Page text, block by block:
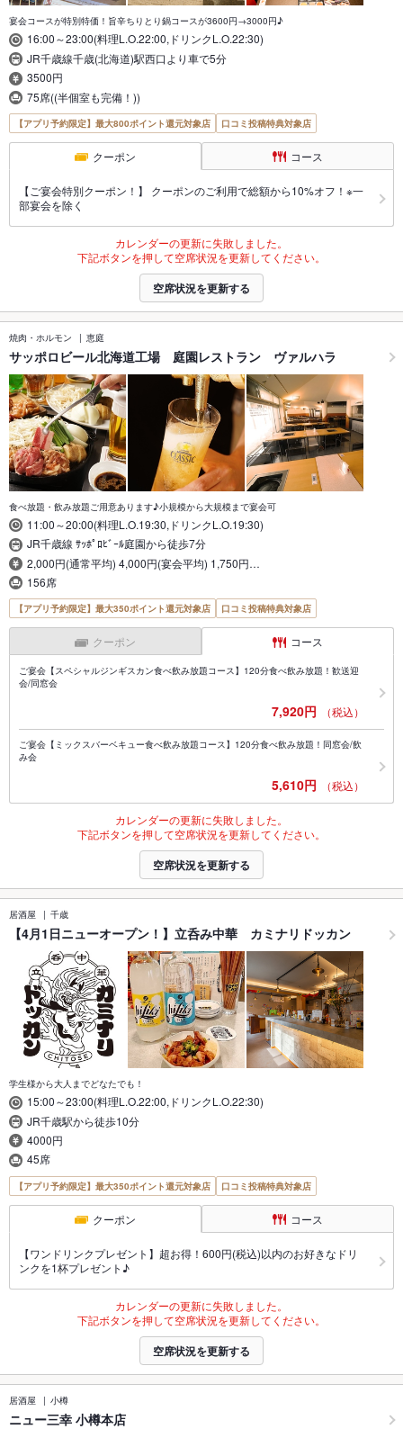
宴会コースが特別特価！旨辛ちりとり鍋コースが3600円→3000円♪
16:00～23:00(料理L.O.22:00,ドリンクL.O.22:30)
JR千歳線千歳(北海道)駅西口より車で5分
3500円
75席((半個室も完備！))
【アプリ予約限定】最大800ポイント還元対象店 口コミ投稿特典対象店
クーポン コース
【ご宴会特別クーポン！】 クーポンのご利用で総額から10%オフ！※一
部宴会を除く
カレンダーの更新に失敗しました。
下記ボタンを押して空席状況を更新してください。
空席状況を更新する
焼肉・ホルモン 恵庭
サッポロビール北海道工場 庭園レストラン ヴァルハラ
食べ放題・飲み放題ご用意あります♪小規模から大規模まで宴会可
11:00～20:00(料理L.O.19:30,ドリンクL.O.19:30)
JR千歳線 ｻｯﾎﾟﾛﾋﾞｰﾙ庭園から徒歩7分
2,000円(通常平均) 4,000円(宴会平均) 1,750円…
156席
【アプリ予約限定】最大350ポイント還元対象店 口コミ投稿特典対象店
クーポン コース
ご宴会【スペシャルジンギスカン食べ飲み放題コース】120分食べ飲み放題！歓送迎
会/同窓会
7,920円 （税込）
ご宴会【ミックスバーベキュー食べ飲み放題コース】120分食べ飲み放題！同窓会/飲
み会
5,610円 （税込）
カレンダーの更新に失敗しました。
下記ボタンを押して空席状況を更新してください。
空席状況を更新する
居酒屋 千歳
【4月1日ニューオープン！】立呑み中華 カミナリドッカン
学生様から大人までどなたでも！
15:00～23:00(料理L.O.22:00,ドリンクL.O.22:30)
JR千歳駅から徒歩10分
4000円
45席
【アプリ予約限定】最大350ポイント還元対象店 口コミ投稿特典対象店
クーポン コース
【ワンドリンクプレゼント】超お得！600円(税込)以内のお好きなドリ
ンクを1杯プレゼント♪
カレンダーの更新に失敗しました。
下記ボタンを押して空席状況を更新してください。
空席状況を更新する
居酒屋 小樽
ニュー三幸 小樽本店